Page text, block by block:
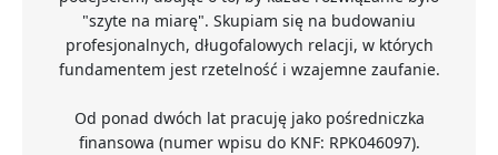
"szyte na miarę". Skupiam się na budowaniu
profesjonalnych, długofalowych relacji, w których
fundamentem jest rzetelność i wzajemne zaufanie.
Od ponad dwóch lat pracuję jako pośredniczka
finansowa (numer wpisu do KNF: RPK046097).